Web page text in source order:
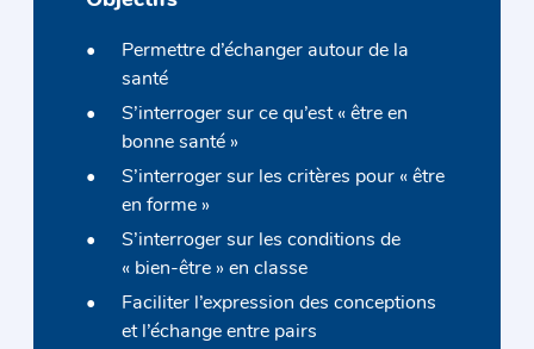
Permettre d’échanger autour de la
santé
S’interroger sur ce qu’est « être en
bonne santé »
S’interroger sur les critères pour « être
en forme »
S’interroger sur les conditions de
« bien-être » en classe
Faciliter l’expression des conceptions
et l’échange entre pairs